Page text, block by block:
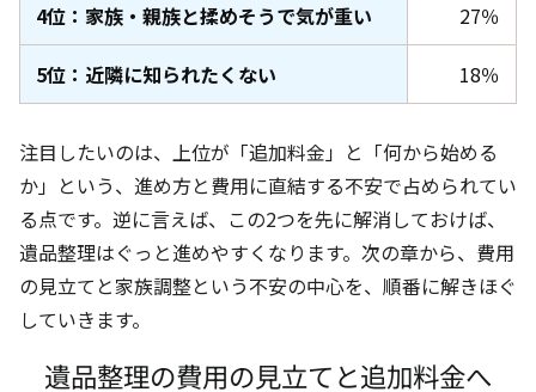
4位：家族・親族と揉めそうで気が重い 27％
5位：近隣に知られたくない 18％
注目したいのは、上位が「追加料金」と「何から始める
か」という、進め方と費用に直結する不安で占められてい
る点です。逆に言えば、この2つを先に解消しておけば、
遺品整理はぐっと進めやすくなります。次の章から、費用
の見立てと家族調整という不安の中心を、順番に解きほぐ
していきます。
遺品整理の費用の見立てと追加料金へ